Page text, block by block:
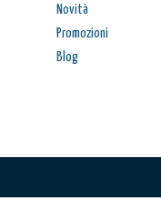
Novità
Promozioni
Blog